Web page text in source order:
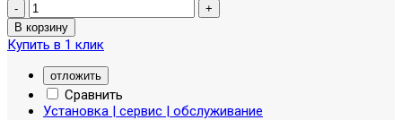
Купить в 1 клик
отложить
Сравнить
Установка | сервис | обслуживание